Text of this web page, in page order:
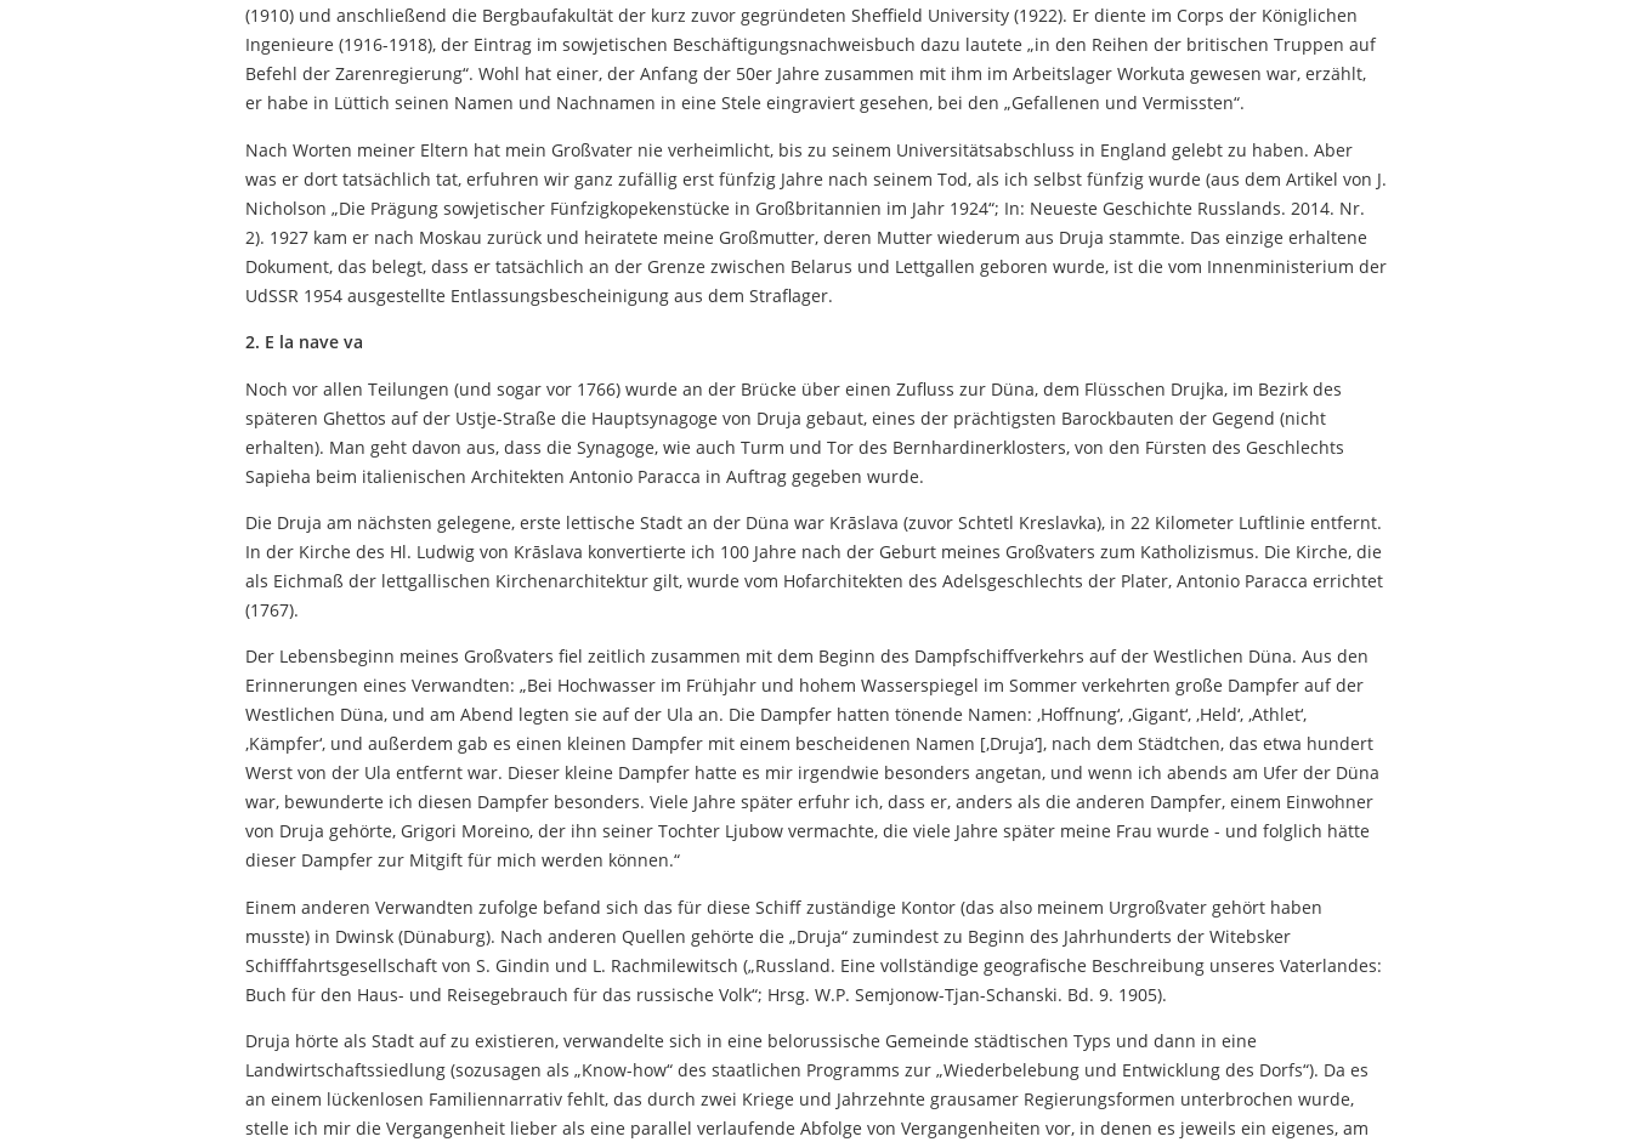
(1910) und anschließend die Bergbaufakultät der kurz zuvor gegründeten Sheffield University (1922). Er diente im Corps der Königlichen
Ingenieure (1916-1918), der Eintrag im sowjetischen Beschäftigungsnachweisbuch dazu lautete „in den Reihen der britischen Truppen auf
Befehl der Zarenregierung“. Wohl hat einer, der Anfang der 50er Jahre zusammen mit ihm im Arbeitslager Workuta gewesen war, erzählt,
er habe in Lüttich seinen Namen und Nachnamen in eine Stele eingraviert gesehen, bei den „Gefallenen und Vermissten“.
Nach Worten meiner Eltern hat mein Großvater nie verheimlicht, bis zu seinem Universitätsabschluss in England gelebt zu haben. Aber
was er dort tatsächlich tat, erfuhren wir ganz zufällig erst fünfzig Jahre nach seinem Tod, als ich selbst fünfzig wurde (aus dem Artikel von J.
Nicholson „Die Prägung sowjetischer Fünfzigkopekenstücke in Großbritannien im Jahr 1924“; In: Neueste Geschichte Russlands. 2014. Nr.
2). 1927 kam er nach Moskau zurück und heiratete meine Großmutter, deren Mutter wiederum aus Druja stammte. Das einzige erhaltene
Dokument, das belegt, dass er tatsächlich an der Grenze zwischen Belarus und Lettgallen geboren wurde, ist die vom Innenministerium der
UdSSR 1954 ausgestellte Entlassungsbescheinigung aus dem Straflager.
2. E la nave va
Noch vor allen Teilungen (und sogar vor 1766) wurde an der Brücke über einen Zufluss zur Düna, dem Flüsschen Drujka, im Bezirk des
späteren Ghettos auf der Ustje-Straße die Hauptsynagoge von Druja gebaut, eines der prächtigsten Barockbauten der Gegend (nicht
erhalten). Man geht davon aus, dass die Synagoge, wie auch Turm und Tor des Bernhardinerklosters, von den Fürsten des Geschlechts
Sapieha beim italienischen Architekten Antonio Paracca in Auftrag gegeben wurde.
Die Druja am nächsten gelegene, erste lettische Stadt an der Düna war Krāslava (zuvor Schtetl Kreslavka), in 22 Kilometer Luftlinie entfernt.
In der Kirche des Hl. Ludwig von Krāslava konvertierte ich 100 Jahre nach der Geburt meines Großvaters zum Katholizismus. Die Kirche, die
als Eichmaß der lettgallischen Kirchenarchitektur gilt, wurde vom Hofarchitekten des Adelsgeschlechts der Plater, Antonio Paracca errichtet
(1767).
Der Lebensbeginn meines Großvaters fiel zeitlich zusammen mit dem Beginn des Dampfschiffverkehrs auf der Westlichen Düna. Aus den
Erinnerungen eines Verwandten: „Bei Hochwasser im Frühjahr und hohem Wasserspiegel im Sommer verkehrten große Dampfer auf der
Westlichen Düna, und am Abend legten sie auf der Ula an. Die Dampfer hatten tönende Namen: ‚Hoffnung‘, ‚Gigant‘, ‚Held‘, ‚Athlet‘,
‚Kämpfer‘, und außerdem gab es einen kleinen Dampfer mit einem bescheidenen Namen [‚Druja‘], nach dem Städtchen, das etwa hundert
Werst von der Ula entfernt war. Dieser kleine Dampfer hatte es mir irgendwie besonders angetan, und wenn ich abends am Ufer der Düna
war, bewunderte ich diesen Dampfer besonders. Viele Jahre später erfuhr ich, dass er, anders als die anderen Dampfer, einem Einwohner
von Druja gehörte, Grigori Moreino, der ihn seiner Tochter Ljubow vermachte, die viele Jahre später meine Frau wurde - und folglich hätte
dieser Dampfer zur Mitgift für mich werden können.“
Einem anderen Verwandten zufolge befand sich das für diese Schiff zuständige Kontor (das also meinem Urgroßvater gehört haben
musste) in Dwinsk (Dünaburg). Nach anderen Quellen gehörte die „Druja“ zumindest zu Beginn des Jahrhunderts der Witebsker
Schifffahrtsgesellschaft von S. Gindin und L. Rachmilewitsch („Russland. Eine vollständige geografische Beschreibung unseres Vaterlandes:
Buch für den Haus- und Reisegebrauch für das russische Volk“; Hrsg. W.P. Semjonow-Tjan-Schanski. Bd. 9. 1905).
Druja ​​hörte als Stadt auf zu existieren, verwandelte sich in eine belorussische Gemeinde städtischen Typs und dann in eine
Landwirtschaftssiedlung (sozusagen als „Know-how“ des staatlichen Programms zur „Wiederbelebung und Entwicklung des Dorfs“). Da es
an einem lückenlosen Familiennarrativ fehlt, das durch zwei Kriege und Jahrzehnte grausamer Regierungsformen unterbrochen wurde,
stelle ich mir die Vergangenheit lieber als eine parallel verlaufende Abfolge von Vergangenheiten vor, in denen es jeweils ein eigenes, am